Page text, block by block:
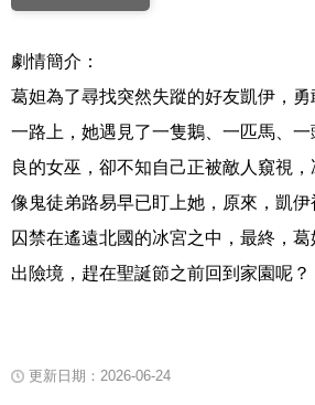
連結至Youtube網站觀看此影片(開新視窗)
劇情簡介：
葛妲為了尋找突然失蹤的好友凱伊，勇
一路上，她遇見了一隻鵝、一匹馬、
良的女巫，卻不知自己正被敵人窺視
像鬼徒弟路易早已盯上她，原來，凱伊
囚禁在遙遠北國的冰宮之中，最終，
出險境，趕在聖誕節之前回到家園呢？
更新日期：2026-06-24